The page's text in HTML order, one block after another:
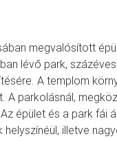
megvalósított
lévő park,
A templom
parkolásnál,
épület és a park fái
illetve